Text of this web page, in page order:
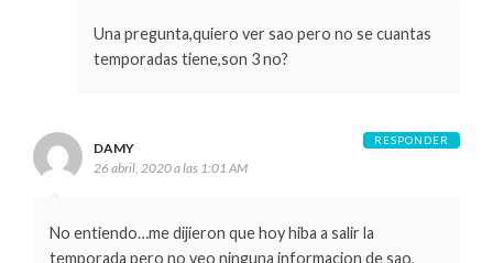
Una pregunta,quiero ver sao pero no se cuantas
temporadas tiene,son 3 no?
DAMY
26 abril, 2020 a las 1:01 AM
No entiendo…me dijieron que hoy hiba a salir la
temporada pero no veo ninguna informacion de sao,
RESPONDER